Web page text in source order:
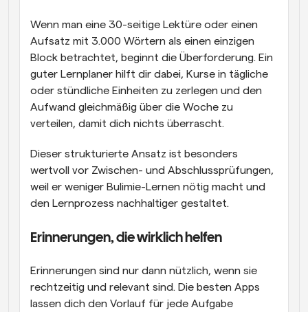
Wenn man eine 30-seitige Lektüre oder einen
Aufsatz mit 3.000 Wörtern als einen einzigen
Block betrachtet, beginnt die Überforderung. Ein
guter Lernplaner hilft dir dabei, Kurse in tägliche
oder stündliche Einheiten zu zerlegen und den
Aufwand gleichmäßig über die Woche zu
verteilen, damit dich nichts überrascht.
Dieser strukturierte Ansatz ist besonders
wertvoll vor Zwischen- und Abschlussprüfungen,
weil er weniger Bulimie-Lernen nötig macht und
den Lernprozess nachhaltiger gestaltet.
Erinnerungen, die wirklich helfen
Erinnerungen sind nur dann nützlich, wenn sie
rechtzeitig und relevant sind. Die besten Apps
lassen dich den Vorlauf für jede Aufgabe